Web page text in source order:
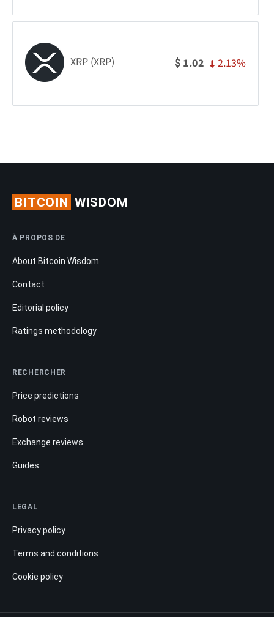
XRP (XRP) $ 1.02 2.13%
BITCOIN WISDOM
À PROPOS DE
About Bitcoin Wisdom
Contact
Editorial policy
Ratings methodology
RECHERCHER
Price predictions
Robot reviews
Exchange reviews
Guides
LEGAL
Privacy policy
Terms and conditions
Cookie policy